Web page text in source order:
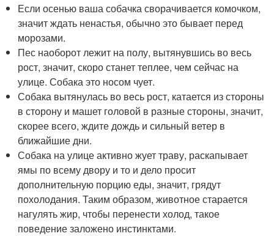
Если осенью ваша собачка сворачивается комочком,
значит ждать ненастья, обычно это бывает перед
морозами.
Пес наоборот лежит на полу, вытянувшись во весь
рост, значит, скоро станет теплее, чем сейчас на
улице. Собака это носом чует.
Собака вытянулась во весь рост, катается из стороны
в сторону и машет головой в разные стороны, значит,
скорее всего, ждите дождь и сильный ветер в
ближайшие дни.
Собака на улице активно жует траву, раскапывает
ямы по всему двору и то и дело просит
дополнительную порцию еды, значит, грядут
похолодания. Таким образом, животное старается
нагулять жир, чтобы перенести холод, такое
поведение заложено инстинктами.